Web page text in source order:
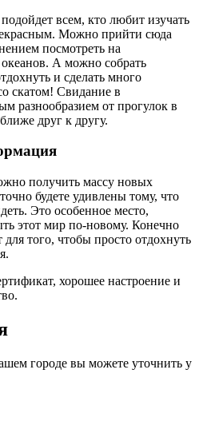
всем, кто любит изучать
Можно прийти сюда
посмотреть на
А можно собрать
и сделать много
скатом! Свидание в
разнообразием от прогулок в
друг к другу.
получить массу новых
будете удивлены тому, что
Это особенное место,
этот мир по-новому. Конечно
того, чтобы просто отдохнуть
хорошее настроение и
городе вы можете уточнить у